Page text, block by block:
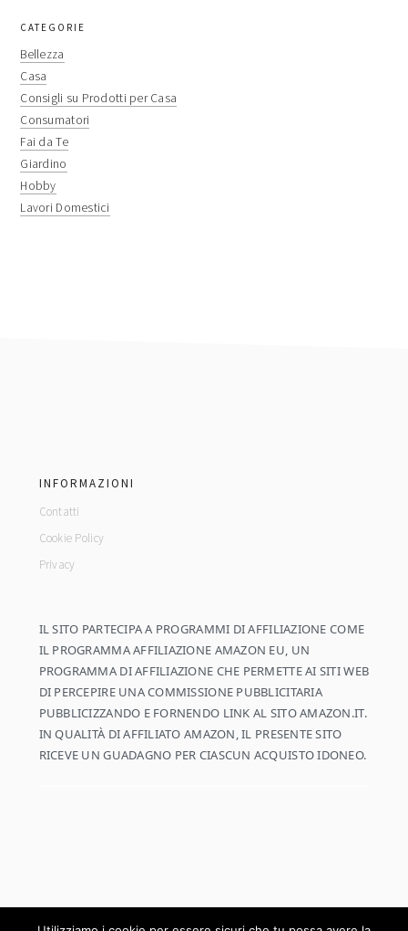
primary
sidebar
CATEGORIE
Bellezza
Casa
Consigli su Prodotti per Casa
Consumatori
Fai da Te
Giardino
Hobby
Lavori Domestici
INFORMAZIONI
Contatti
Cookie Policy
Privacy
IL SITO PARTECIPA A PROGRAMMI DI AFFILIAZIONE COME
IL PROGRAMMA AFFILIAZIONE AMAZON EU, UN
PROGRAMMA DI AFFILIAZIONE CHE PERMETTE AI SITI WEB
DI PERCEPIRE UNA COMMISSIONE PUBBLICITARIA
PUBBLICIZZANDO E FORNENDO LINK AL SITO AMAZON.IT.
IN QUALITÀ DI AFFILIATO AMAZON, IL PRESENTE SITO
RICEVE UN GUADAGNO PER CIASCUN ACQUISTO IDONEO.